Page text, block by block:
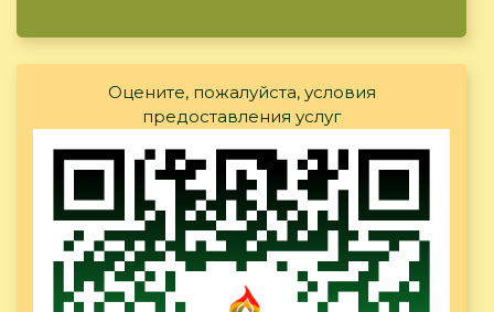
Оцените, пожалуйста, условия
предоставления услуг